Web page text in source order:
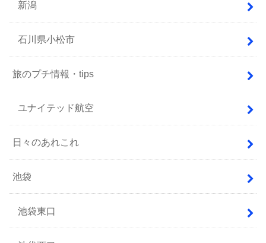
新潟
石川県小松市
旅のプチ情報・tips
ユナイテッド航空
日々のあれこれ
池袋
池袋東口